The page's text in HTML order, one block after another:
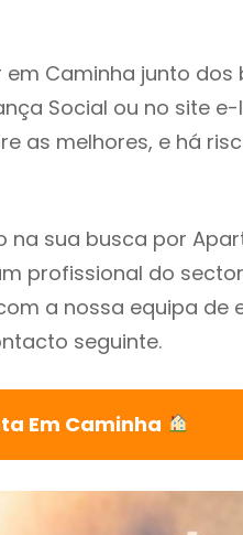
Caminha junto dos
Social ou no site
as melhores, e há
na sua busca por
profissional do
a nossa equipa de
seguinte.
Em Caminha